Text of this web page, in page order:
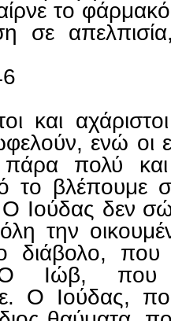
το
σε
και
ενώ οι
πάρα πολύ
το βλέπουμε
Ο Ιούδας δεν
την
διάβολο, που
Ο Ιώβ, που
Ο Ιούδας,